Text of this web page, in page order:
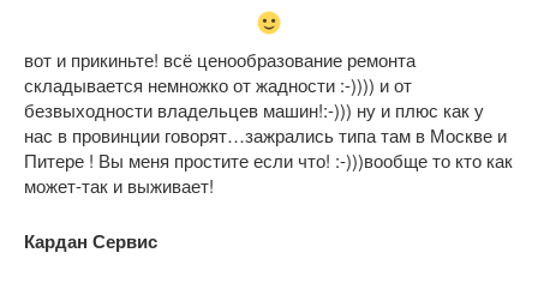
вот и прикиньте! всё ценообразование ремонта
складывается немножко от жадности :-)))) и от
безвыходности владельцев машин!:-))) ну и плюс как у
нас в провинции говорят…зажрались типа там в Москве и
Питере ! Вы меня простите если что! :-)))вообще то кто как
может-так и выживает!
Кардан Сервис